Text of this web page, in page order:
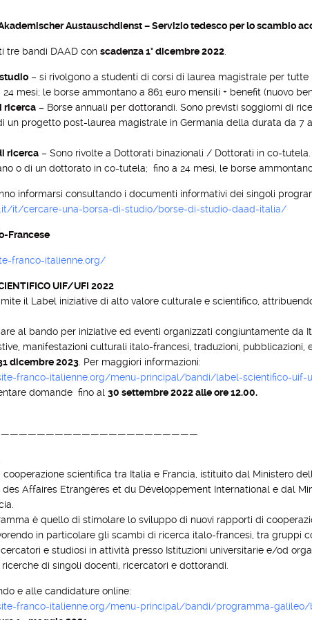
Austauschdienst – Servizio tedesco per lo scambio
tre bandi DAAD con scadenza 1° dicembre 2022
– si rivolgono a studenti di corsi di laurea magistrale per
24 mesi; le borse ammontano a 861 euro mensili + benefit (nuovo
ricerca – Borse annuali per dottorandi. Sono previsti soggiorni di
un progetto post-laurea magistrale in Germania della durata da 7 a
ricerca – Sono rivolte a Dottorati binazionali / Dottorati in co-
o di un dottorato in co-tutela; fino a 24 mesi, le borse
informarsi consultando i documenti informativi dei singoli
it/cercare-una-borsa-di-studio/borse-di-studio-daad-italia/
Francese
franco-italienne.org/
UIF/UFI 2022
il Label iniziative di alto valore culturale e scientifico,
al bando per iniziative ed eventi organizzati congiuntamente da
manifestazioni culturali italo-francesi, traduzioni,
dicembre 2023 . Per maggiori informazioni:
franco-italienne.org/menu-principal/bandi/label-scientifico-uif-
domande fino al 30 settembre 2022 alle ore 12.00.
cooperazione scientifica tra Italia e Francia, istituito dal Ministero
des Affaires Etrangères et du Développement International e dal
è quello di stimolare lo sviluppo di nuovi rapporti di
in particolare gli scambi di ricerca italo-francesi, tra gruppi
e studiosi in attività presso Istituzioni universitarie e/od
di singoli docenti, ricercatori e dottorandi.
e alle candidature online:
franco-italienne.org/menu-principal/bandi/programma-